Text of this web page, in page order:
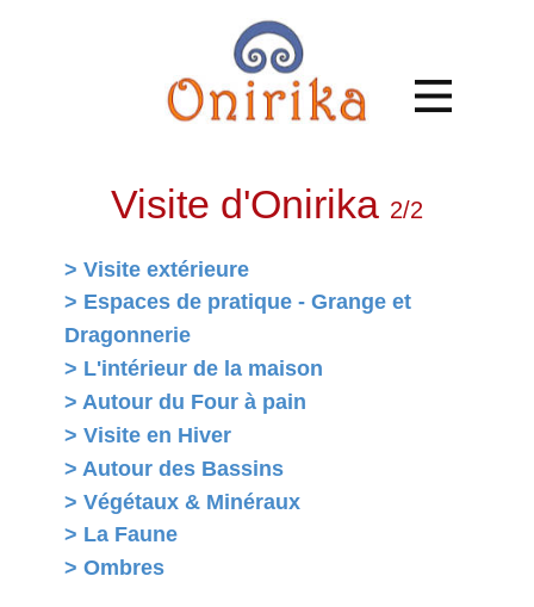
Visite d'Onirika 2/2
> Visite extérieure
> Espaces de pratique - Grange et
Dragonnerie
> L'intérieur de la maison
> Autour du Four à pain
> Visite en Hiver
> ​Autour des Bassins
> Végétaux & Minéraux
> La Faune
> Ombres